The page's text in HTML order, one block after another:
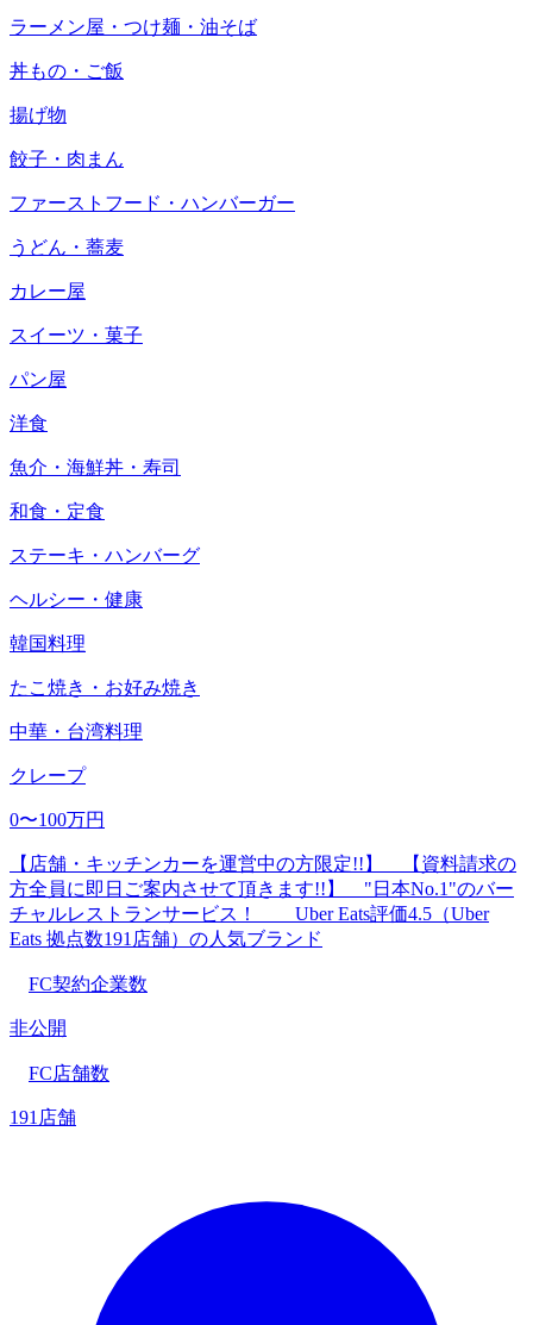
ラーメン屋・つけ麺・油そば
丼もの・ご飯
揚げ物
餃子・肉まん
ファーストフード・ハンバーガー
うどん・蕎麦
カレー屋
スイーツ・菓子
パン屋
洋食
魚介・海鮮丼・寿司
和食・定食
ステーキ・ハンバーグ
ヘルシー・健康
韓国料理
たこ焼き・お好み焼き
中華・台湾料理
クレープ
0〜100万円
【店舗・キッチンカーを運営中の方限定!!】 【資料請求の
方全員に即日ご案内させて頂きます!!】 "日本No.1"のバー
チャルレストランサービス！ Uber Eats評価4.5（Uber
Eats 拠点数191店舗）の人気ブランド
FC契約企業数
非公開
FC店舗数
191店舗